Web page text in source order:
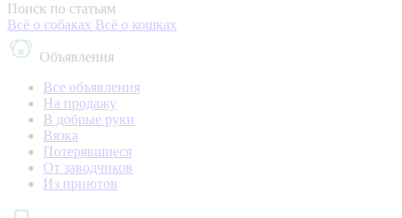
Поиск по статьям
Всё о собаках Всё о кошках
Объявления
Все объявления
На продажу
В добрые руки
Вязка
Потерявшиеся
От заводчиков
Из приютов